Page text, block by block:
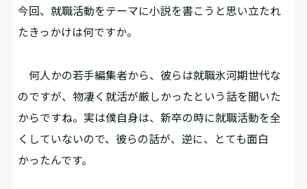
今回、就職活動をテーマに小説を書こうと思い立たれ
たきっかけは何ですか。
何人かの若手編集者から、彼らは就職氷河期世代な
のですが、物凄く就活が厳しかったという話を聞いた
からですね。実は僕自身は、新卒の時に就職活動を全
くしていないので、彼らの話が、逆に、とても面白
かったんです。